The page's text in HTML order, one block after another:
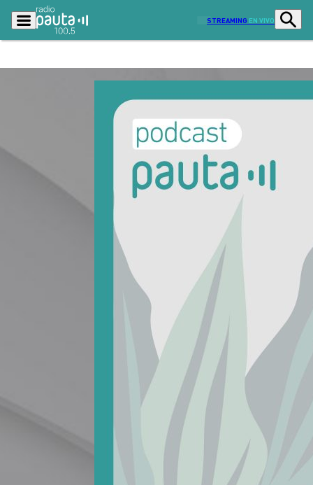
STREAMING EN VIVO
Programas
Economía
Radio en vivo Sostenibilidad
Entretención y Cultura
Contenido Patrocinado